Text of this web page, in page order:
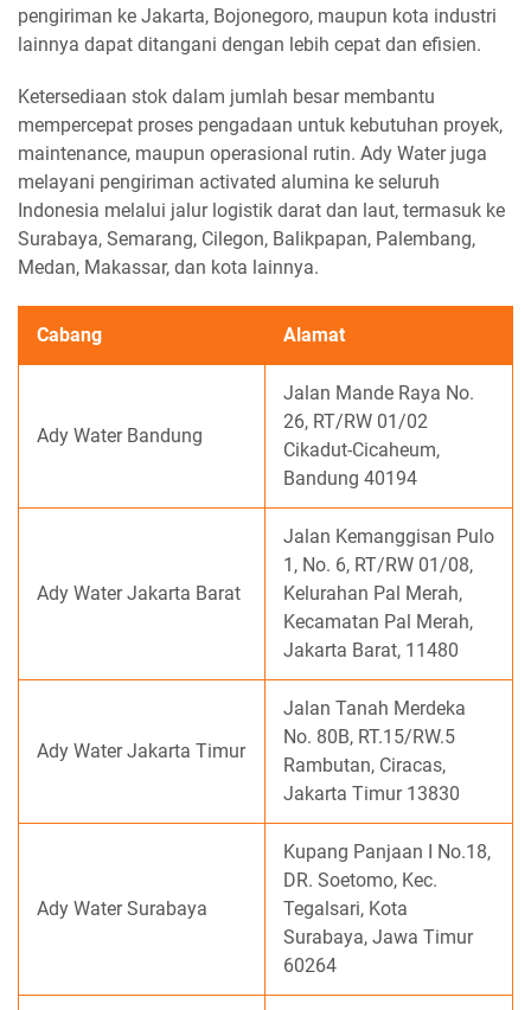
pengiriman ke Jakarta, Bojonegoro, maupun kota industri
lainnya dapat ditangani dengan lebih cepat dan efisien.
Ketersediaan stok dalam jumlah besar membantu
mempercepat proses pengadaan untuk kebutuhan proyek,
maintenance, maupun operasional rutin. Ady Water juga
melayani pengiriman activated alumina ke seluruh
Indonesia melalui jalur logistik darat dan laut, termasuk ke
Surabaya, Semarang, Cilegon, Balikpapan, Palembang,
Medan, Makassar, dan kota lainnya.
Cabang Alamat
Ady Water Bandung
Jalan Mande Raya No.
26, RT/RW 01/02
Cikadut-Cicaheum,
Bandung 40194
Ady Water Jakarta Barat
Jalan Kemanggisan Pulo
1, No. 6, RT/RW 01/08,
Kelurahan Pal Merah,
Kecamatan Pal Merah,
Jakarta Barat, 11480
Ady Water Jakarta Timur
Jalan Tanah Merdeka
No. 80B, RT.15/RW.5
Rambutan, Ciracas,
Jakarta Timur 13830
Ady Water Surabaya
Kupang Panjaan I No.18,
DR. Soetomo, Kec.
Tegalsari, Kota
Surabaya, Jawa Timur
60264